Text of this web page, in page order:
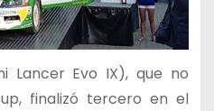
Lancer Evo IX), que no
finalizó tercero en el